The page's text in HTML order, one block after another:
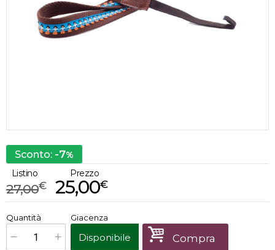
Sconto: -7%
Listino
€
27,00
Prezzo
€
25,00
x1 Prezzo finale:€25,00
Quantità Giacenza
Disponibile Compra